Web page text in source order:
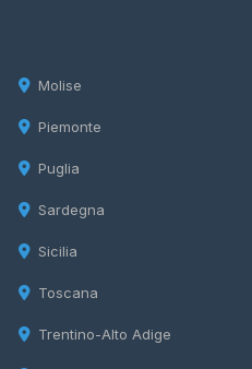
Molise
Piemonte
Puglia
Sardegna
Sicilia
Toscana
Trentino-Alto Adige